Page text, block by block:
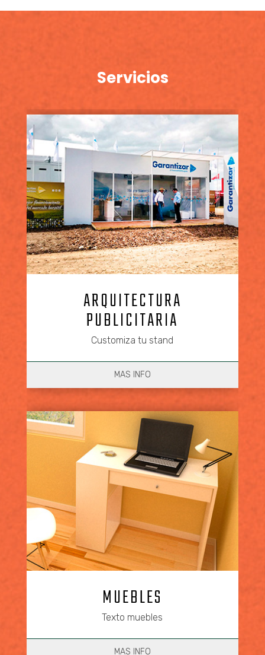
Servicios
ARQUITECTURA
PUBLICITARIA
Customiza tu stand
MAS INFO
MUEBLES
Texto muebles
MAS INFO